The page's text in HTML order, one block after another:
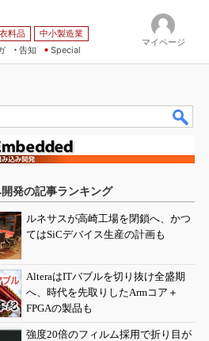
料品
中小製造業
告知 Special
マイページ
発の記事ランキング
ルネサスが高崎工場を閉鎖へ、かつ
てはSiCデバイス生産の計画も
AlteraはITバブルを切り抜け全盛期
へ、時代を先取りしたArmコア＋
FPGAの製品も
強度20倍のフィルム採用で折り目が